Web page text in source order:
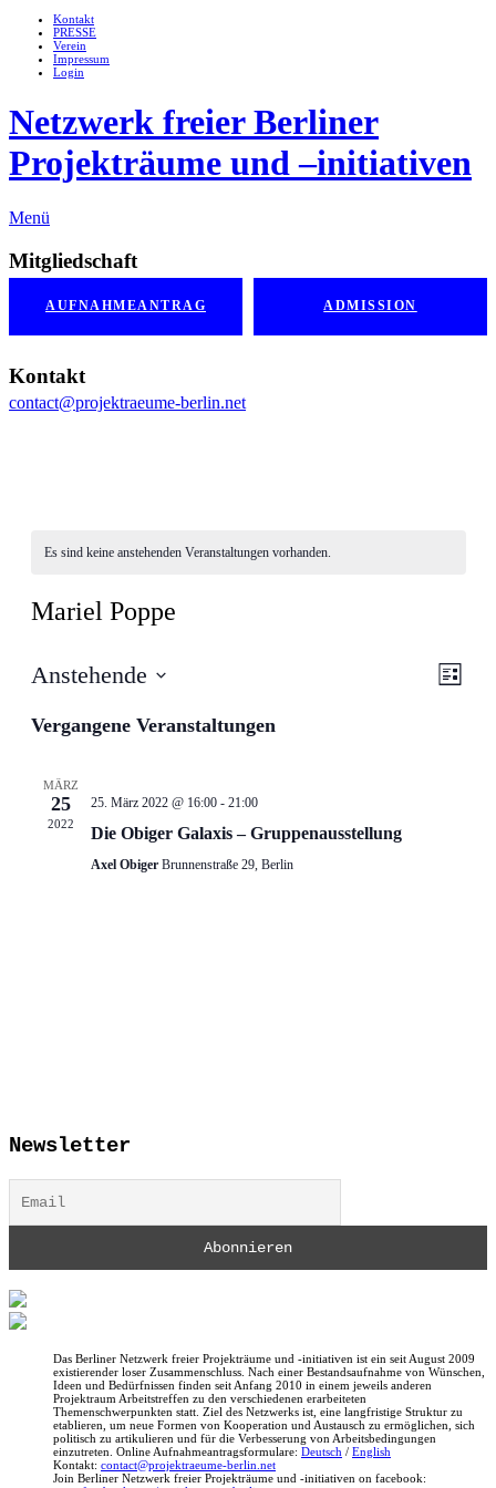
Kontakt
PRESSE
Verein
Impressum
Login
Netzwerk freier Berliner
Projekträume und –initiativen
Menü
Mitgliedschaft
AUFNAHMEANTRAG ADMISSION
Kontakt
contact@projektraeume-berlin.net
Es sind keine anstehenden Veranstaltungen vorhanden.
Mariel Poppe
Liste
Anstehende
wählen.
Vergangene Veranstaltungen
MÄRZ
25
2022
25. März 2022 @ 16:00- 21:00
Die Obiger Galaxis – Gruppenausstellung
Axel Obiger Brunnenstraße 29, Berlin
Newsletter
Das Berliner Netzwerk freier Projekträume und -initiativen ist ein seit August 2009
existierender loser Zusammenschluss. Nach einer Bestandsaufnahme von Wünschen,
Ideen und Bedürfnissen finden seit Anfang 2010 in einem jeweils anderen
Projektraum Arbeitstreffen zu den verschiedenen erarbeiteten
Themenschwerpunkten statt. Ziel des Netzwerks ist, eine langfristige Struktur zu
etablieren, um neue Formen von Kooperation und Austausch zu ermöglichen, sich
politisch zu artikulieren und für die Verbesserung von Arbeitsbedingungen
einzutreten. Online Aufnahmeantragsformulare: Deutsch / English
Kontakt: contact@projektraeume-berlin.net
Join Berliner Netzwerk freier Projekträume und -initiativen on facebook: